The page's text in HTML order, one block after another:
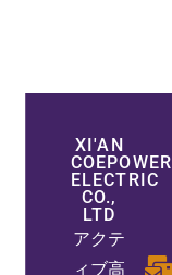
XI'AN
COEPOWER
ELECTRIC
CO.,
LTD
アクテ
ィブ高